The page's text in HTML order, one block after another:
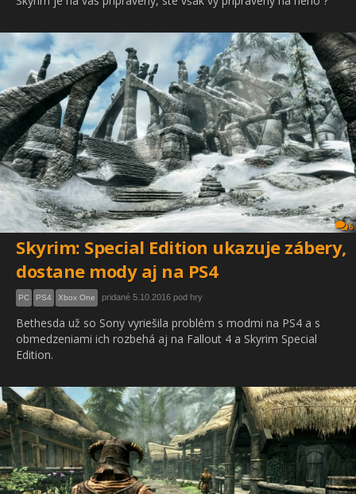
6
Skyrim: Special Edition ukazuje zábery,
dostane mody aj na PS4
PC PS4 Xbox One pridané 5.10.2016 pod hry
Bethesda už so Sony vyriešila problém s modmi na PS4 a s
obmedzeniami ich rozbehá aj na Fallout 4 a Skyrim Special
Edition.